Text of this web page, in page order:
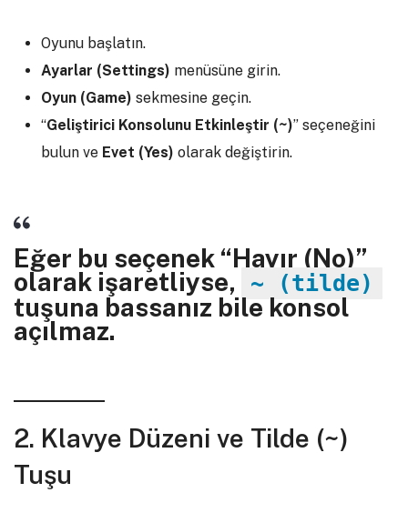
Oyunu başlatın.
Ayarlar (Settings) menüsüne girin.
Oyun (Game) sekmesine geçin.
“Geliştirici Konsolunu Etkinleştir (~)” seçeneğini
bulun ve Evet (Yes) olarak değiştirin.
Eğer bu seçenek “Hayır (No)”
olarak işaretliyse, ~ (tilde)
tuşuna bassanız bile konsol
açılmaz.
2. Klavye Düzeni ve Tilde (~)
Tuşu